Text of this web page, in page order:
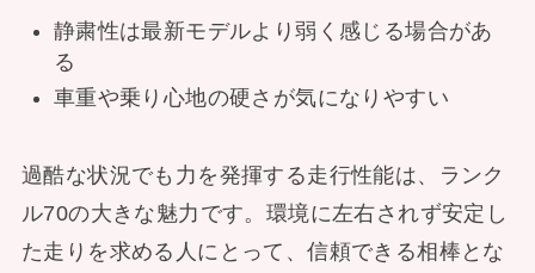
静粛性は最新モデルより弱く感じる場合があ
る
車重や乗り心地の硬さが気になりやすい
過酷な状況でも力を発揮する走行性能は、ランク
ル70の大きな魅力です。環境に左右されず安定し
た走りを求める人にとって、信頼できる相棒とな